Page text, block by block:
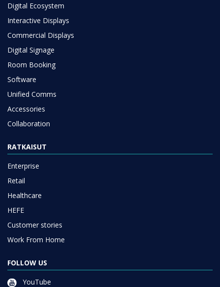
Digital Ecosystem
Interactive Displays
Commercial Displays
Digital Signage
Room Booking
Software
Unified Comms
Accessories
Collaboration
RATKAISUT
Enterprise
Retail
Healthcare
HEFE
Customer stories
Work From Home
FOLLOW US
YouTube